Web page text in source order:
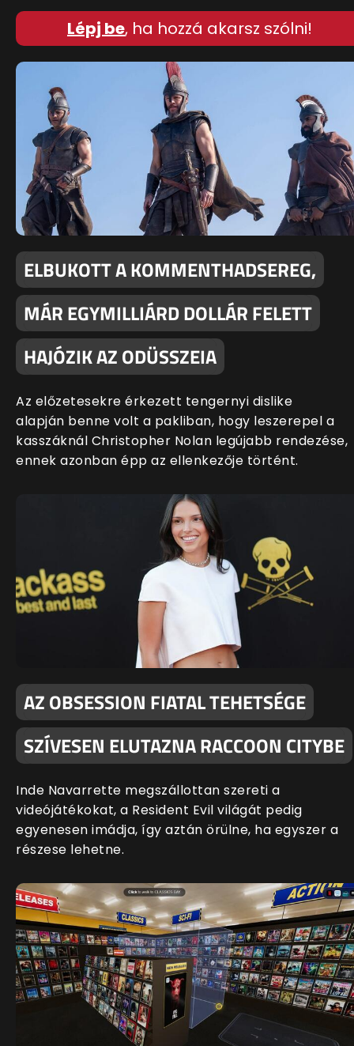
Lépj be, ha hozzá akarsz szólni!
ELBUKOTT A KOMMENTHADSEREG,
MÁR EGYMILLIÁRD DOLLÁR FELETT
HAJÓZIK AZ ODÜSSZEIA
Az előzetesekre érkezett tengernyi dislike
alapján benne volt a pakliban, hogy leszerepel a
kasszáknál Christopher Nolan legújabb rendezése,
ennek azonban épp az ellenkezője történt.
AZ OBSESSION FIATAL TEHETSÉGE
SZÍVESEN ELUTAZNA RACCOON CITYBE
Inde Navarrette megszállottan szereti a
videójátékokat, a Resident Evil világát pedig
egyenesen imádja, így aztán örülne, ha egyszer a
részese lehetne.